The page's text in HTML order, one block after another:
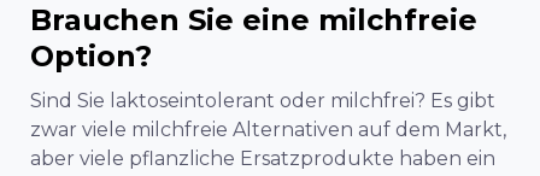
Brauchen Sie eine milchfreie
Option?
Sind Sie laktoseintolerant oder milchfrei? Es gibt
zwar viele milchfreie Alternativen auf dem Markt,
aber viele pflanzliche Ersatzprodukte haben ein